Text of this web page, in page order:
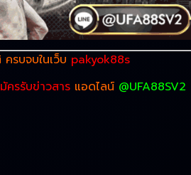
รบจบในเว็บ pakyok88s
ครรับข่าวสารแอดไลน์ @UFA88SV2